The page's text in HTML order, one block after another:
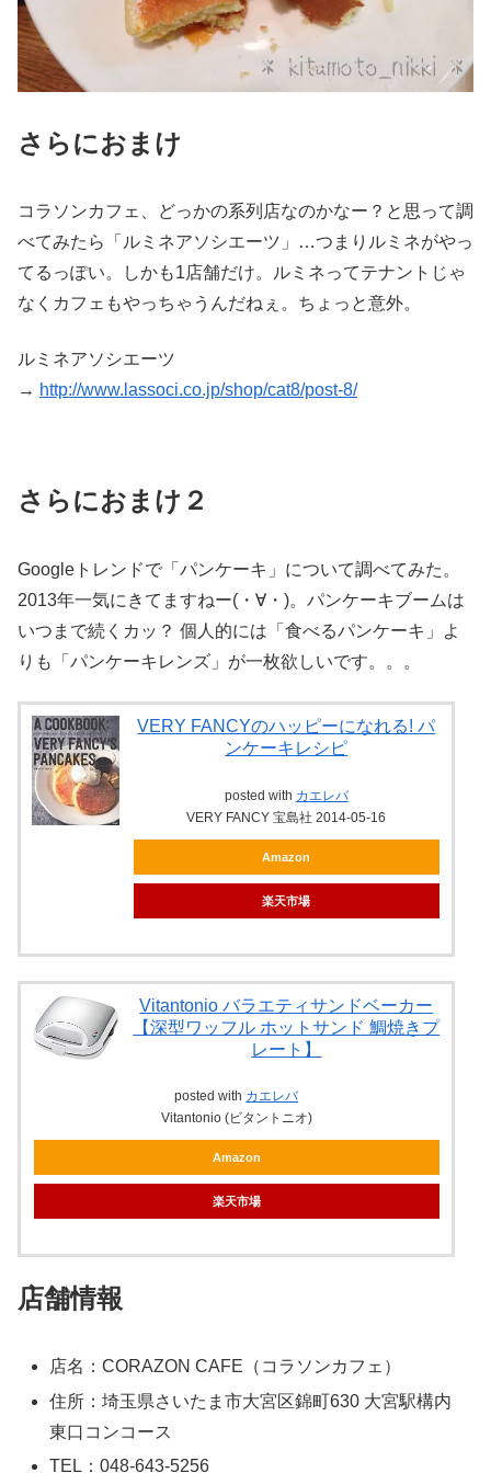
さらにおまけ
コラソンカフェ、どっかの系列店なのかなー？と思って調
べてみたら「ルミネアソシエーツ」…つまりルミネがやっ
てるっぽい。しかも1店舗だけ。ルミネってテナントじゃ
なくカフェもやっちゃうんだねぇ。ちょっと意外。
ルミネアソシエーツ
→ http://www.lassoci.co.jp/shop/cat8/post-8/
さらにおまけ２
Googleトレンドで「パンケーキ」について調べてみた。
2013年一気にきてますねー(・∀・)。パンケーキブームは
いつまで続くカッ？ 個人的には「食べるパンケーキ」よ
りも「パンケーキレンズ」が一枚欲しいです。。。
VERY FANCYのハッピーになれる! パ
ンケーキレシピ
posted with カエレバ
VERY FANCY 宝島社 2014-05-16
Amazon
楽天市場
Vitantonio バラエティサンドベーカー
【深型ワッフル ホットサンド 鯛焼きプ
レート】
posted with カエレバ
Vitantonio (ビタントニオ)
Amazon
楽天市場
店舗情報
店名：CORAZON CAFE（コラソンカフェ）
住所：埼玉県さいたま市大宮区錦町630 大宮駅構内
東口コンコース
TEL：048-643-5256